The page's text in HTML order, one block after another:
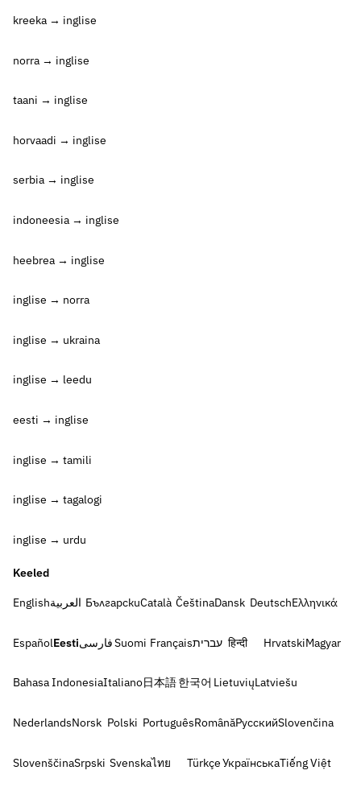
kreeka → inglise
norra → inglise
taani → inglise
horvaadi → inglise
serbia → inglise
indoneesia → inglise
heebrea → inglise
inglise → norra
inglise → ukraina
inglise → leedu
eesti → inglise
inglise → tamili
inglise → tagalogi
inglise → urdu
Keeled
Englishالعربية БългарскиCatalà ČeštinaDansk DeutschΕλληνικά
EspañolEestiفارسیSuomi Françaisעברית हिन्दी HrvatskiMagyar
Bahasa IndonesiaItaliano日本語한국어 LietuviųLatviešu
NederlandsNorsk Polski PortuguêsRomânăРусскийSlovenčina
SlovenščinaSrpski Svenskaไทย TürkçeУкраїнськаTiếng Việt